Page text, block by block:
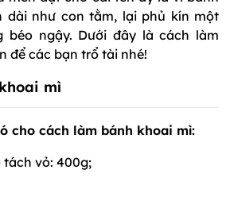
dài như con tằm, lại phủ kín một
béo ngậy. Dưới đây là cách làm
để các bạn trổ tài nhé!
mì
cho cách làm bánh khoai mì:
tách vỏ: 400g;